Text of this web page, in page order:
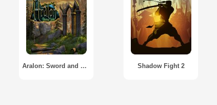
Aralon: Sword and Shadow HD Shadow Fight 2